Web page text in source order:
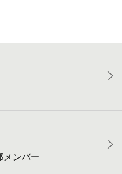
メンバー